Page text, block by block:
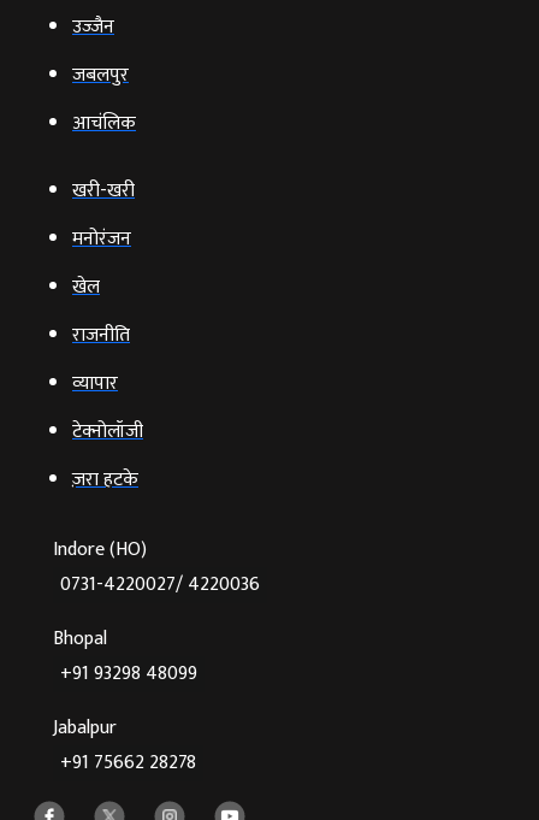
उज्‍जैन
जबलपुर
आचंलिक
खरी-खरी
मनोरंजन
खेल
राजनीति
व्‍यापार
टेक्‍नोलॉजी
ज़रा हटके
Indore (HO)
0731-4220027/ 4220036
Bhopal
+91 93298 48099
Jabalpur
+91 75662 28278